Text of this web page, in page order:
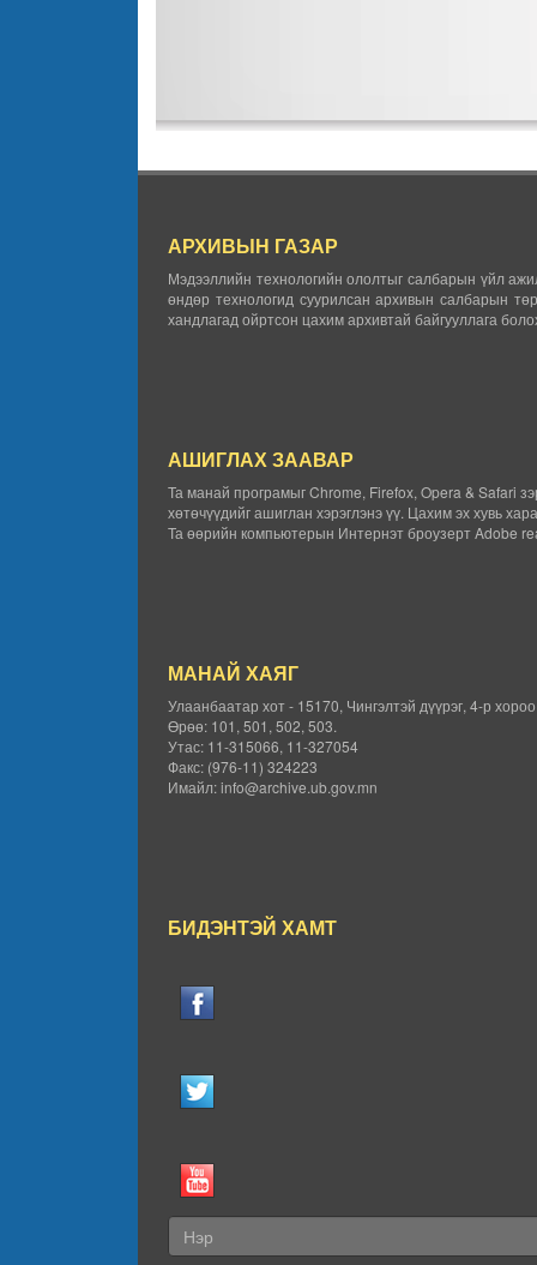
АРХИВЫН ГАЗАР
Мэдээллийн технологийн ололтыг салбарын үйл
өндөр технологид суурилсан архивын салбарын
хандлагад ойртсон цахим архивтай байгууллага
АШИГЛАХ ЗААВАР
Та манай програмыг Chrome, Firefox, Opera & Safari
хөтөчүүдийг ашиглан хэрэглэнэ үү. Цахим эх хувь
Та өөрийн компьютерын Интернэт броузерт Adobe
МАНАЙ ХАЯГ
Улаанбаатар хот - 15170, Чингэлтэй дүүрэг, 4-р
Өрөө: 101, 501, 502, 503.
Утас: 11-315066, 11-327054
Факс: (976-11) 324223
Имайл: info@archive.ub.gov.mn
БИДЭНТЭЙ ХАМТ